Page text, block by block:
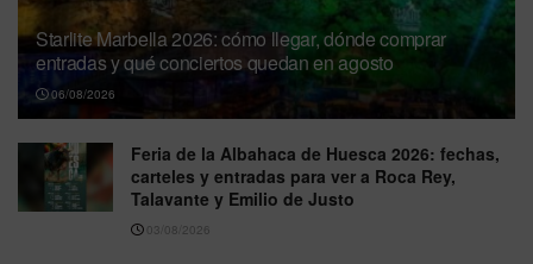
Starlite Marbella 2026: cómo llegar, dónde comprar
entradas y qué conciertos quedan en agosto
06/08/2026
Feria de la Albahaca de Huesca 2026: fechas,
carteles y entradas para ver a Roca Rey,
Talavante y Emilio de Justo
03/08/2026